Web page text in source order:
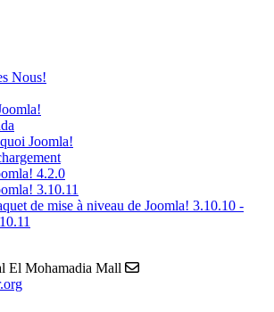
Nous!
Joomla!
4.2.0
3.10.11
de mise à niveau de Joomla! 3.10.10 -
El Mohamadia Mall